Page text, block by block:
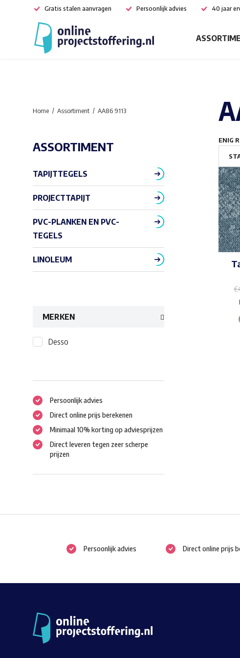
Gratis stalen aanvragen Persoonlijk advies 40 jaar
ENIG
€
Home Assortiment AA86 9113
ASSORTIMENT
TAPIJTTEGELS
PROJECTTAPIJT
PVC-PLANKEN EN PVC-
TEGELS
LINOLEUM
MERKEN
Desso
Persoonlijk advies
Direct online prijs berekenen
Minimaal 10% korting op adviesprijzen
Direct leveren tegen zeer scherpe
prijzen
Persoonlijk advies Direct online prijs